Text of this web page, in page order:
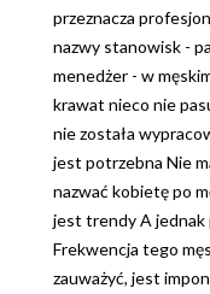
przeznacza
nazwy stanowisk -
menedżer - w
krawat nieco nie
nie została
jest potrzebna Nie
nazwać kobietę po
jest trendy A jednak
Frekwencja tego
zauważyć, jest